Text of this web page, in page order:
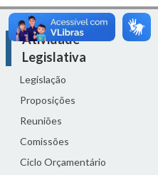
Atividade
Legislativa
Legislação
Proposições
Reuniões
Comissões
Ciclo Orçamentário